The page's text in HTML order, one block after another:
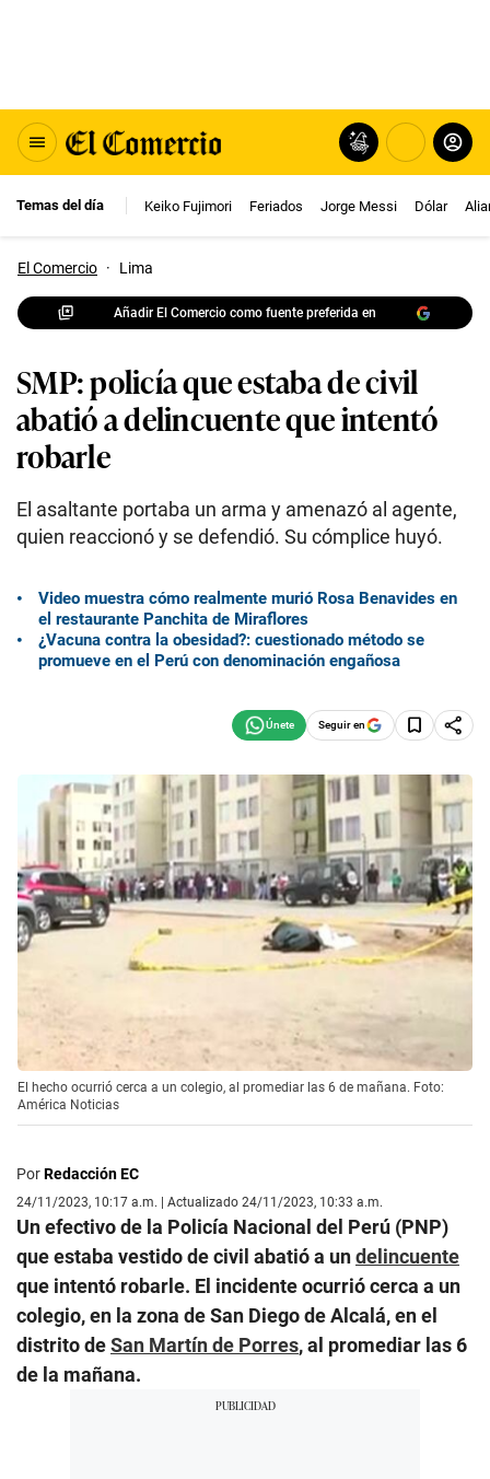
Temas del día Keiko Fujimori Feriados Jorge Messi Dólar
El Comercio · Lima
Añadir El Comercio como fuente preferida en
SMP: policía que estaba de civil
abatió a delincuente que intentó
robarle
El asaltante portaba un arma y amenazó al agente,
quien reaccionó y se defendió. Su cómplice huyó.
Video muestra cómo realmente murió Rosa Benavides en
el restaurante Panchita de Miraflores
¿Vacuna contra la obesidad?: cuestionado método se
promueve en el Perú con denominación engañosa
Seguir en
El hecho ocurrió cerca a un colegio, al promediar las 6 de mañana. Foto:
América Noticias
PorRedacción EC
24/11/2023, 10:17 a.m. | Actualizado 24/11/2023, 10:33 a.m.
Un efectivo de la Policía Nacional del Perú (PNP)
que estaba vestido de civil abatió a undelincuente
que intentó robarle. El incidente ocurrió cerca a un
colegio, en la zona de San Diego de Alcalá, en el
distrito deSan Martín de Porres, al promediar las 6
de la mañana.